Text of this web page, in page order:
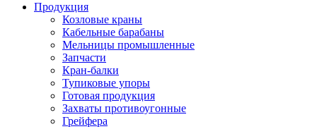
Продукция
Козловые краны
Кабельные барабаны
Мельницы промышленные
Запчасти
Кран-балки
Тупиковые упоры
Готовая продукция
Захваты противоугонные
Грейфера